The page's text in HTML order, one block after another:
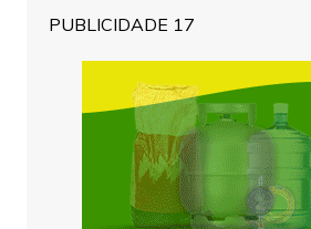
PUBLICIDADE 17